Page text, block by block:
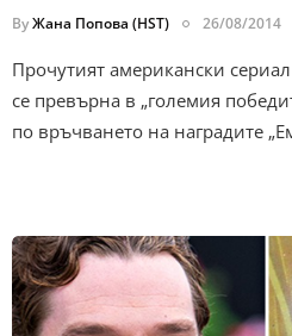
ByЖана Попова (HST) 26/08/2014
Прочутият американски
се превърна в „големия
по връчването на наградите